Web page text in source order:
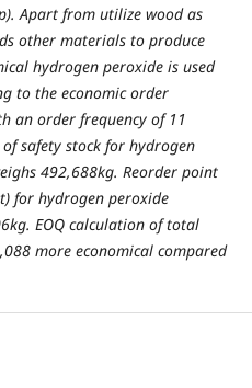
Apart from utilize wood as
other materials to produce
hydrogen peroxide is used
to the economic order
an order frequency of 11
safety stock for hydrogen
492,688kg. Reorder point
for hydrogen peroxide
EOQ calculation of total
more economical compared